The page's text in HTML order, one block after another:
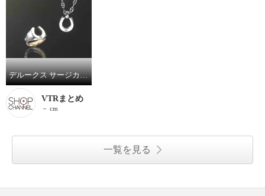
デルークス サージカルステンレス ＣＺ ホースシューリング／ペンダント
VTRまとめ
－ cm
一覧を見る